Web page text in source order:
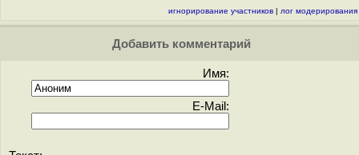
игнорирование участников | лог модерирования
Добавить комментарий
Имя:
E-Mail: